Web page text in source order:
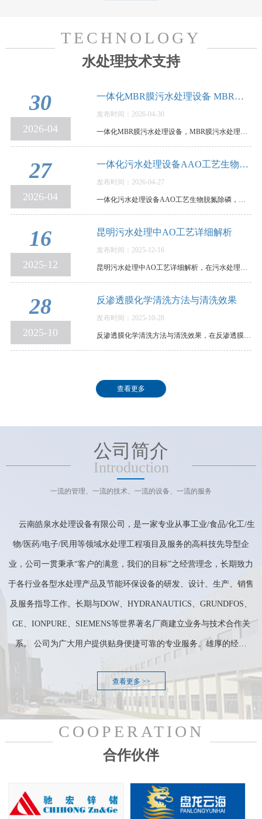
TECHNOLOGY
水处理技术支持
30
2026-04
一体化MBR膜污水处理设备 MBR膜污水处理设备…
发布时间：2026-04-30
一体化MBR膜污水处理设备，MBR膜污水处理设备优缺点和使用要点说明，MBR膜一体化污水处理设备，是…
27
2026-04
一体化污水处理设备AAO工艺生物脱氮除磷，原…
发布时间：2026-04-27
一体化污水处理设备AAO工艺生物脱氮除磷，原理、参数与运行控制全解析，在环保水处理领域，传统活…
16
2025-12
昆明污水处理中AO工艺详细解析
发布时间：2025-12-16
昆明污水处理中AO工艺详细解析，在污水处理领域，AO工艺可谓是生物脱氮的“常青树”。它结构清晰、…
28
2025-10
反渗透膜化学清洗方法与清洗效果
发布时间：2025-10-28
反渗透膜化学清洗方法与清洗效果，在反渗透膜污染后，我们需要通过清洗，以恢复其使用性能。各个反…
查看更多
公司简介
Introduction
一流的管理、一流的技术、一流的设备、一流的服务
云南皓泉水处理设备有限公司，是一家专业从事工业/食品/化工/生
物/医药/电子/民用等领域水处理工程项目及服务的高科技先导型企
业，公司一贯秉承“客户的满意，我们的目标”之经营理念，长期致力
于各行业各型水处理产品及节能环保设备的研发、设计、生产、销售
及服务指导工作。长期与DOW、HYDRANAUTICS、GRUNDFOS、
GE、IONPURE、SIEMENS等世界著名厂商建立业务与技术合作关
系。 公司为广大用户提供贴身便捷可靠的专业服务。雄厚的经…
查看更多 >>
COOPERATION
合作伙伴